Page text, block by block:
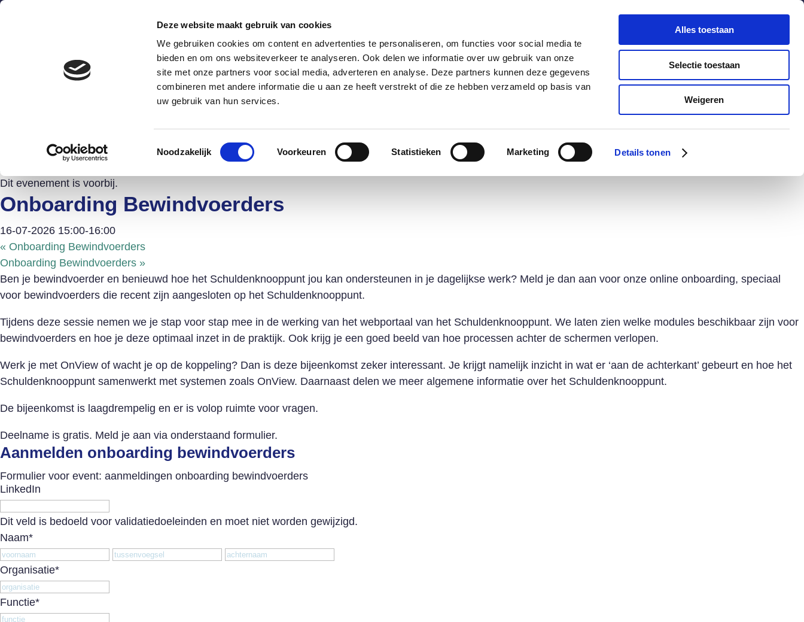
Deze website maakt gebruik van cookies
We gebruiken cookies om content en advertenties te personaliseren, om functies voor social media te
bieden en om ons websiteverkeer te analyseren. Ook delen we informatie over uw gebruik van onze
site met onze partners voor social media, adverteren en analyse. Deze partners kunnen deze gegevens
combineren met andere informatie die u aan ze heeft verstrekt of die ze hebben verzameld op basis van
uw gebruik van hun services.
Toestemmingsselectie
Noodzakelijk Voorkeuren Statistieken Marketing Details tonen
Alles toestaan
Selectie toestaan
Weigeren
aanmelden helpdesk webportaal
Hoe werkt het? Deelnemers Over ons Informatie
Agenda Schuldenknooppunt
Dit evenement is voorbij.
Onboarding Bewindvoerders
16-07-2026 15:00-16:00
« Onboarding Bewindvoerders
Onboarding Bewindvoerders »
Ben je bewindvoerder en benieuwd hoe het Schuldenknooppunt jou kan ondersteunen in je dagelijkse werk? Meld je dan aan voor onze online onboarding, speciaal
voor bewindvoerders die recent zijn aangesloten op het Schuldenknooppunt.
Tijdens deze sessie nemen we je stap voor stap mee in de werking van het webportaal van het Schuldenknooppunt. We laten zien welke modules beschikbaar zijn voor
bewindvoerders en hoe je deze optimaal inzet in de praktijk. Ook krijg je een goed beeld van hoe processen achter de schermen verlopen.
Werk je met OnView of wacht je op de koppeling? Dan is deze bijeenkomst zeker interessant. Je krijgt namelijk inzicht in wat er ‘aan de achterkant’ gebeurt en hoe het
Schuldenknooppunt samenwerkt met systemen zoals OnView. Daarnaast delen we meer algemene informatie over het Schuldenknooppunt.
De bijeenkomst is laagdrempelig en er is volop ruimte voor vragen.
Deelname is gratis. Meld je aan via onderstaand formulier.
Aanmelden onboarding bewindvoerders
Formulier voor event: aanmeldingen onboarding bewindvoerders
LinkedIn
Dit veld is bedoeld voor validatiedoeleinden en moet niet worden gewijzigd.
Naam*
Voornaam
Tussenvoegsel
Organisatie*
Functie*